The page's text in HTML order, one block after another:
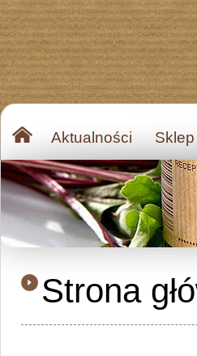
Aktualności
Strona